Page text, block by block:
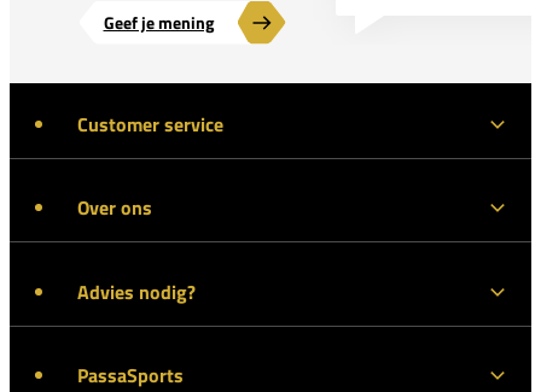
Geef je mening
Customer service
Over ons
Advies nodig?
PassaSports